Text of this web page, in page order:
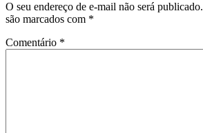
O seu endereço de e-mail não será publicado.
são marcados com *
Comentário *